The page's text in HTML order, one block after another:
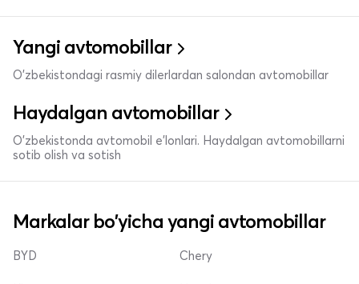
Yangi avtomobillar
O'zbekistondagi rasmiy dilerlardan salondan avtomobillar
Haydalgan avtomobillar
O'zbekistonda avtomobil e’lonlari. Haydalgan avtomobillarni
sotib olish va sotish
Markalar bo'yicha yangi avtomobillar
BYD Chery